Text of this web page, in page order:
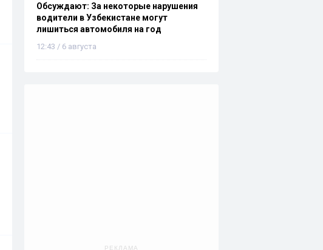
Обсуждают: За некоторые нарушения
водители в Узбекистане могут
лишиться автомобиля на год
12:43 / 6 августа